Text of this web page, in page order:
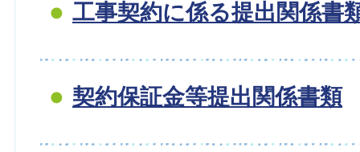
工事契約に係る提出関係書
契約保証金等提出関係書類